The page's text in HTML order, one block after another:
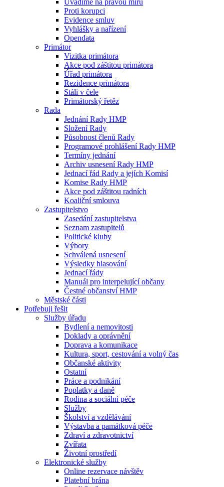
Uvádíme na pravou míru
Proti korupci
Evidence smluv
Vyhlášky a nařízení
Opendata
Primátor
Vizitka primátora
Akce pod záštitou primátora
Úřad primátora
Rezidence primátora
Stáli v čele
Primátorský řetěz
Rada
Jednání Rady HMP
Složení Rady
Působnost členů Rady
Programové prohlášení Rady HMP
Termíny jednání
Archiv usnesení Rady HMP
Jednací řád Rady a jejích Komisí
Komise Rady HMP
Akce pod záštitou radních
Koaliční smlouva
Zastupitelstvo
Zasedání zastupitelstva
Seznam zastupitelů
Politické kluby
Výbory
Schválená usnesení
Výsledky hlasování
Jednací řády
Manuál pro interpelující občany
Čestné občanství HMP
Městské části
Potřebuji řešit
Služby úřadu
Bydlení a nemovitosti
Doklady a oprávnění
Doprava a komunikace
Kultura, sport, cestování a volný čas
Občanské aktivity
Ostatní
Práce a podnikání
Poplatky a daně
Rodina a sociální péče
Služby
Školství a vzdělávání
Výstavba a památková péče
Zdraví a zdravotnictví
Zvířata
Životní prostředí
Elektronické služby
Online rezervace návštěv
Platební brána